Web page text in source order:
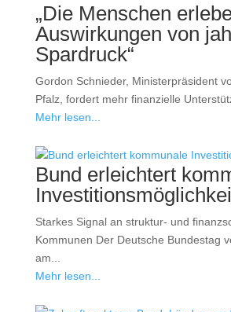
„Die Menschen
Auswirkungen von
Spardruck“
Gordon Schnieder, Ministerpräsident
Pfalz, fordert mehr finanzielle
Mehr lesen...
Bund erleichtert
Starkes Signal an struktur- und
Kommunen Der Deutsche Bundestag
am...
Mehr lesen...